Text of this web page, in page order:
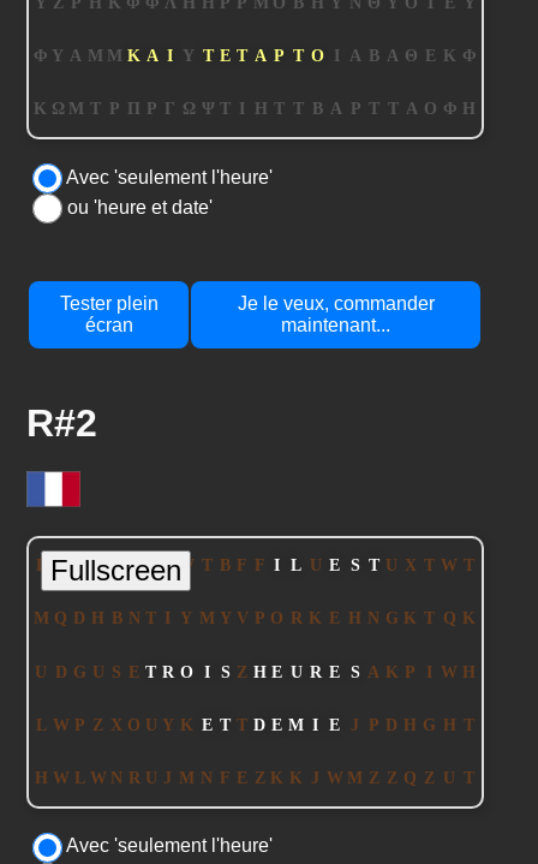
Avec 'seulement l'heure'
ou 'heure et date'
Tester plein
écran
Je le veux, commander
maintenant...
R#2
Avec 'seulement l'heure'